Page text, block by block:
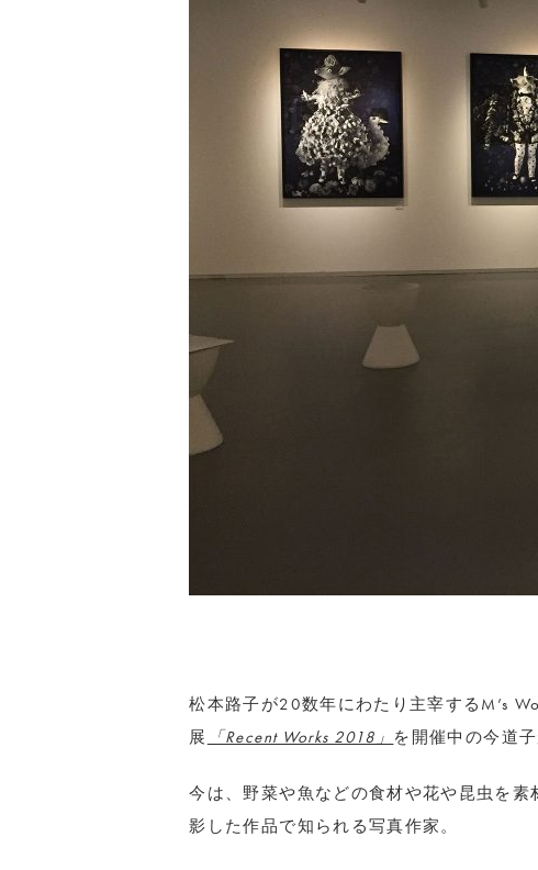
松本路子が20数年にわたり主宰するM’s
展
「Recent Works 2018」 を開催中の今道子
今は、野菜や魚などの食材や花や昆虫を
影した作品で知られる写真作家。